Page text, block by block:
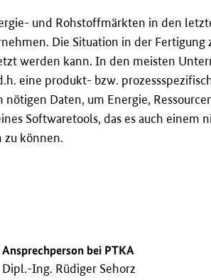
und Rohstoffmärkten in den
Die Situation in der
werden kann. In den meisten
eine produkt- bzw.
Daten, um Energie,
Softwaretools, das es auch einem
zu können.
Ansprechperson bei PTKA
Dipl.-Ing. Rüdiger Sehorz